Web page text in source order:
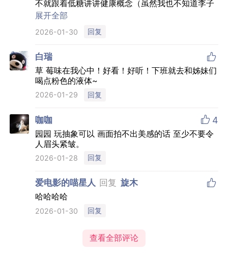
不就跟着低糖讲讲健康概念（虽然我也不知道李子
园的这个牛奶有什么健康的），两个概念在一起只
展开全部
2026-01-30 回复
白瑞 
草 莓味在我心中！好看！好听！下班就去和姊妹们
喝点粉色的液体~
2026-01-29 回复
咖咖  4
园园 玩抽象可以 画面拍不出美感的话 至少不要令
人眉头紧皱。
2026-01-28 回复
爱电影的喵星人 回复 旋木 
哈哈哈哈
2026-01-30 回复
查看全部评论